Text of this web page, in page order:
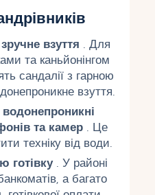
взуття . Для
та каньйонінгом
сандалії з гарною
взуття.
та камер. Це
техніку від води.
готівку. У районі
а багато